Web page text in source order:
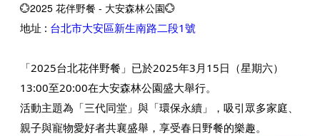
💮2025 花伴野餐 - 大安森林公園💮
地址 : 台北市大安區新生南路二段1號
「2025台北花伴野餐」已於2025年3月15日（星期六）
13:00至20:00在大安森林公園盛大舉行。​
活動主題為「三代同堂」與「環保永續」，吸引眾多家庭、
親子與寵物愛好者共襄盛舉，享受春日野餐的樂趣。